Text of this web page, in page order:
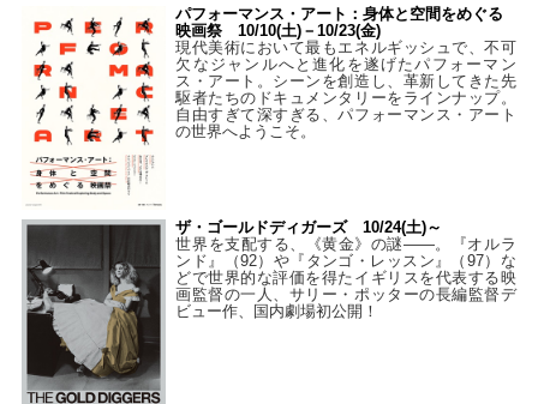
パフォーマンス・アート：身体と空間をめぐる
映画祭 10/10(土)－10/23(金)
現代美術において最もエネルギッシュで、不可
欠なジャンルへと進化を遂げたパフォーマン
ス・アート。シーンを創造し、革新してきた先
駆者たちのドキュメンタリーをラインナップ。
自由すぎて深すぎる、パフォーマンス・アート
の世界へようこそ。
ザ・ゴールドディガーズ 10/24(土)～
世界を支配する、《黄金》の謎――。『オルラ
ンド』（92）や『タンゴ・レッスン』（97）な
どで世界的な評価を得たイギリスを代表する映
画監督の一人、サリー・ポッターの長編監督デ
ビュー作、国内劇場初公開！